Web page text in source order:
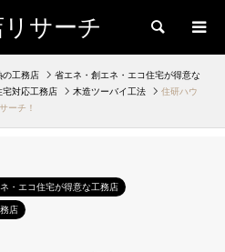
サーチ 検索
の工務店
省エネ・創エネ・エコ住宅が得意な
宅対応工務店 木造ツーバイ工法
住研ハウ
ーチ！
・エコ住宅が得意な工務店
店